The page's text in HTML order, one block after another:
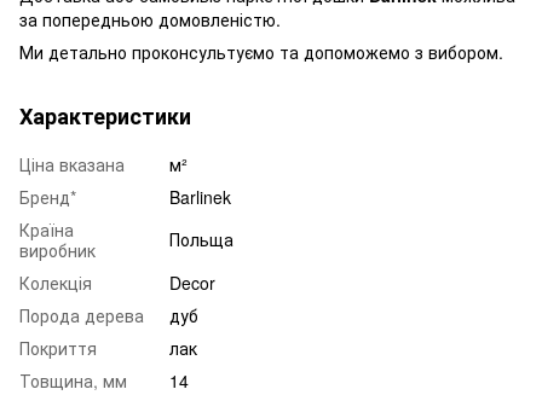
за попередньою домовленістю.
Ми детально проконсультуємо та допоможемо з вибором.
Характеристики
Ціна вказана
м²
Бренд*
Barlinek
Країна
виробник
Польща
Колекція
Decor
Порода дерева
дуб
Покриття
лак
Товщина, мм
14